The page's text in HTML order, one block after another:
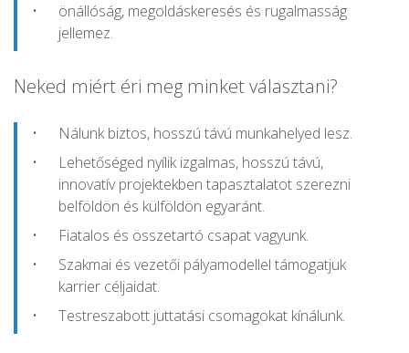
önállóság, megoldáskeresés és rugalmasság
jellemez.
Neked miért éri meg minket választani?
Nálunk biztos, hosszú távú munkahelyed lesz.
Lehetőséged nyílik izgalmas, hosszú távú,
innovatív projektekben tapasztalatot szerezni
belföldön és külföldön egyaránt.
Fiatalos és összetartó csapat vagyunk.
Szakmai és vezetői pályamodellel támogatjuk
karrier céljaidat.
Testreszabott juttatási csomagokat kínálunk.